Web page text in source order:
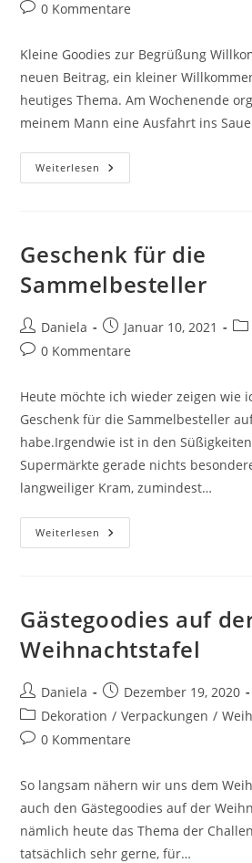
0 Kommentare
Kleine Goodies zur Begrüßung
neuen Beitrag, ein kleiner
heutiges Thema. Am Wochenende
meinem Mann eine Ausfahrt ins
Weiterlesen
Geschenk für die
Sammelbesteller
Daniela Januar 10, 2021
0 Kommentare
Heute möchte ich wieder zeigen wie
Geschenk für die Sammelbesteller
habe.Irgendwie ist in den
Supermärkte gerade nichts
langweiliger Kram, zumindest…
Weiterlesen
Gästegoodies auf
Weihnachtstafel
Daniela
Dezember 19, 2020
Dekoration / Verpackungen /
0 Kommentare
So langsam nähern wir uns dem
auch den Gästegoodies auf der
nämlich heute das Thema der
tatsächlich sehr gerne, für…